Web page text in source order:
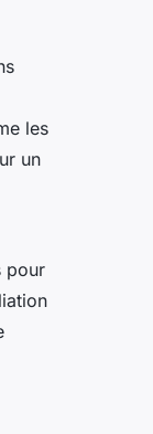
les
un
pour